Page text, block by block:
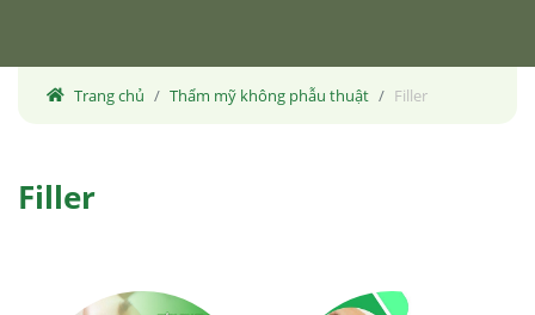
Trang chủ Thẩm mỹ không phẫu thuật Filler
Filler